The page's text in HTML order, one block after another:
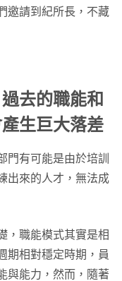
邀請到紀所長，不藏
去的職能和
生巨大落差
門有可能是由於培訓
出來的人才，無法成
，職能模式其實是相
期相對穩定時期，員
與能力，然而，隨著